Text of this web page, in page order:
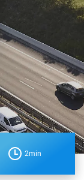
2min